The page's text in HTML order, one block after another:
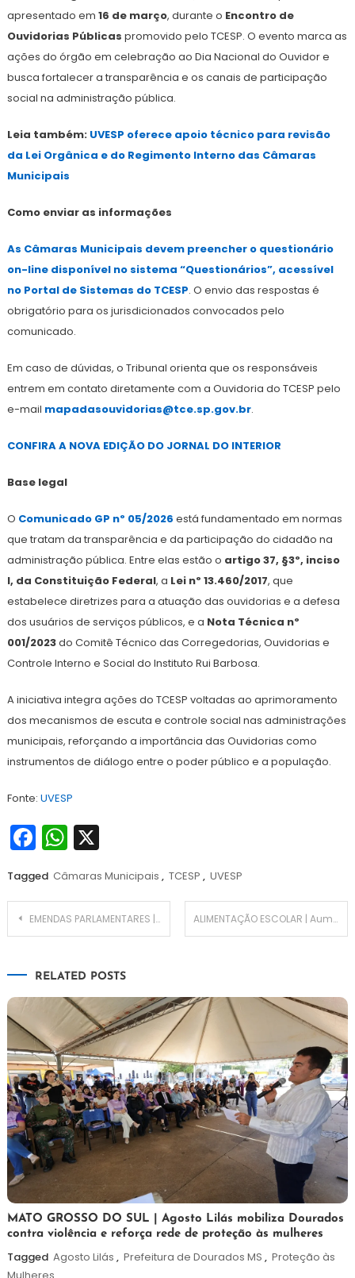
apresentado em 16 de março, durante o Encontro de
Ouvidorias Públicas promovido pelo TCESP. O evento marca as
ações do órgão em celebração ao Dia Nacional do Ouvidor e
busca fortalecer a transparência e os canais de participação
social na administração pública.
Leia também: UVESP oferece apoio técnico para revisão
da Lei Orgânica e do Regimento Interno das Câmaras
Municipais
Como enviar as informações
As Câmaras Municipais devem preencher o questionário
on-line disponível no sistema “Questionários”, acessível
no Portal de Sistemas do TCESP. O envio das respostas é
obrigatório para os jurisdicionados convocados pelo
comunicado.
Em caso de dúvidas, o Tribunal orienta que os responsáveis
entrem em contato diretamente com a Ouvidoria do TCESP pelo
e-mail mapadasouvidorias@tce.sp.gov.br.
CONFIRA A NOVA EDIÇÃO DO JORNAL DO INTERIOR
Base legal
O Comunicado GP nº 05/2026 está fundamentado em normas
que tratam da transparência e da participação do cidadão na
administração pública. Entre elas estão o artigo 37, §3º, inciso
I, da Constituição Federal, a Lei nº 13.460/2017, que
estabelece diretrizes para a atuação das ouvidorias e a defesa
dos usuários de serviços públicos, e a Nota Técnica nº
001/2023do Comitê Técnico das Corregedorias, Ouvidorias e
Controle Interno e Social do Instituto Rui Barbosa.
A iniciativa integra ações do TCESP voltadas ao aprimoramento
dos mecanismos de escuta e controle social nas administrações
municipais, reforçando a importância das Ouvidorias como
instrumentos de diálogo entre o poder público e a população.
Fonte: UVESP
Facebook
WhatsApp
X
Tagged Câmaras Municipais , TCESP , UVESP
Navegação
EMENDAS PARLAMENTARES | MGI divulga lista de objetos padronizados e cronograma de execução para o 1º ciclo de emendas especiais 2026 ALIMENTAÇÃO ESCOLAR | Aumento para alimentação escolar chega a 55% com novo reajuste
RELATED POSTS
5
de
agosto
de
Maurilio
MATO GROSSO DO SUL | Agosto Lilás mobiliza Dourados
contra violência e reforça rede de proteção às mulheres
Tagged Agosto Lilás , Prefeitura de Dourados MS , Proteção às